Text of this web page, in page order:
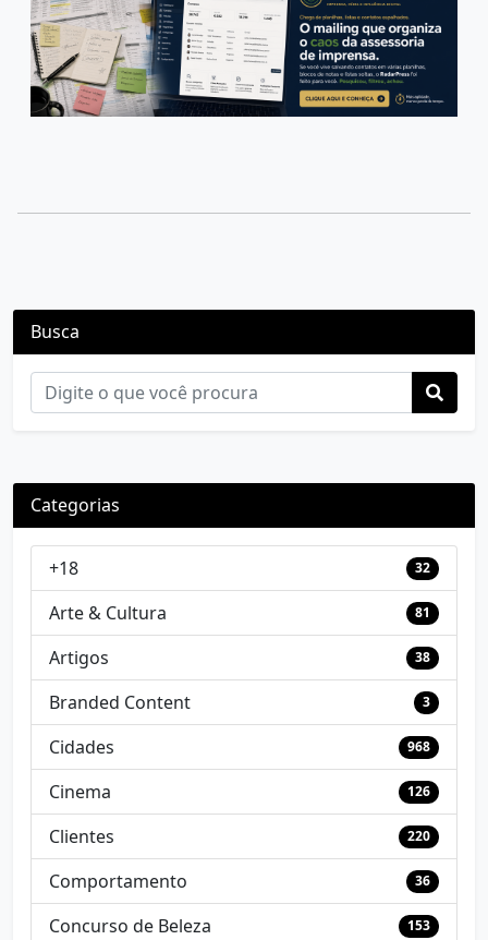
Busca
Categorias
+18 32
Arte & Cultura 81
Artigos 38
Branded Content 3
Cidades 968
Cinema 126
Clientes 220
Comportamento 36
Concurso de Beleza 153